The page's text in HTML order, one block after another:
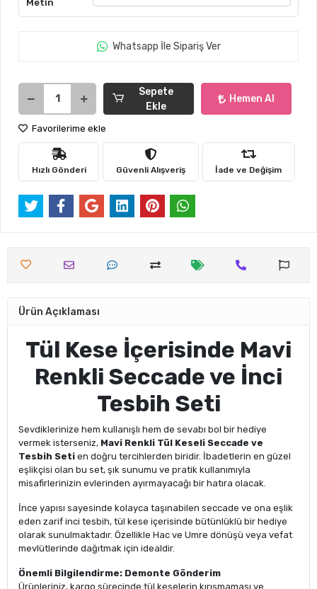
Metin
Whatsapp İle Sipariş Ver
Sepete
Ekle
Hemen Al
Favorilerime ekle
Hızlı Gönderi Güvenli Alışveriş İade ve Değişim
Ürün Açıklaması
Tül Kese İçerisinde Mavi
Renkli Seccade ve İnci
Tesbih Seti
Sevdiklerinize hem kullanışlı hem de sevabı bol bir hediye
vermek isterseniz, Mavi Renkli Tül Keseli Seccade ve
Tesbih Seti en doğru tercihlerden biridir. İbadetlerin en güzel
eşlikçisi olan bu set, şık sunumu ve pratik kullanımıyla
misafirlerinizin evlerinden ayırmayacağı bir hatıra olacak.
İnce yapısı sayesinde kolayca taşınabilen seccade ve ona eşlik
eden zarif inci tesbih, tül kese içerisinde bütünlüklü bir hediye
olarak sunulmaktadır. Özellikle Hac ve Umre dönüşü veya vefat
mevlütlerinde dağıtmak için idealdir.
Önemli Bilgilendirme: Demonte Gönderim
Ürünleriniz, kargo sürecinde tül keselerin kırışmaması ve